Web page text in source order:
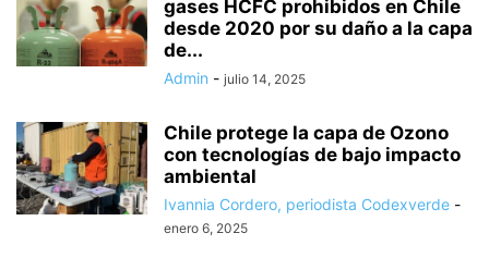
gases HCFC prohibidos en Chile
desde 2020 por su daño a la capa
de...
Admin - julio 14, 2025
Chile protege la capa de Ozono
con tecnologías de bajo impacto
ambiental
Ivannia Cordero, periodista Codexverde -
enero 6, 2025